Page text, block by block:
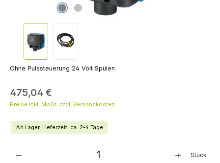
Ohne Pulssteuerung 24 Volt Spulen
475,04 €
Preise inkl. MwSt. zzgl. Versandkosten
An Lager, Lieferzeit: ca. 2-4 Tage
Stück